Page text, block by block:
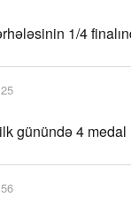
1/4
günündə 4 medal